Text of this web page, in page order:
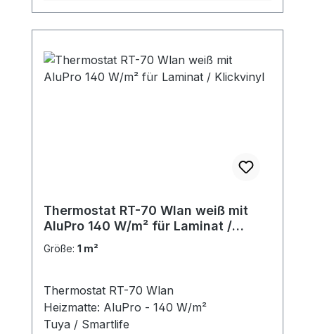
Thermostat RT-70 Wlan weiß mit
AluPro 140 W/m² für Laminat /
Klickvinyl
Größe: 1 m²
Thermostat RT-70 Wlan
Heizmatte: AluPro - 140 W/m²
Tuya / Smartlife